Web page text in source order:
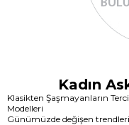
Kadın
Klasikten Şaşmayanların
Modelleri
Günümüzde değişen